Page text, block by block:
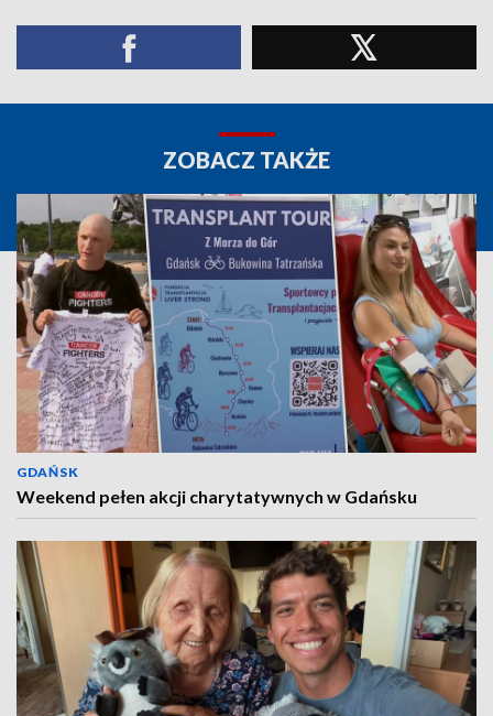
ZOBACZ TAKŻE
GDAŃSK
Weekend pełen akcji charytatywnych w Gdańsku